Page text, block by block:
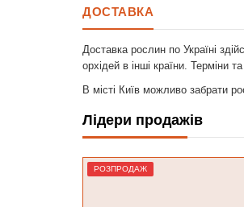
ДОСТАВКА
Доставка рослин по Україні
орхідей в інші країни. Терміни
В місті Київ можливо забрати
Лідери продажів
РОЗПРОДАЖ